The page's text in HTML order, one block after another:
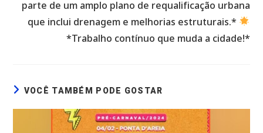
parte de um amplo plano de requalificação urbana
que inclui drenagem e melhorias estruturais.*
*Trabalho contínuo que muda a cidade!*
VOCÊ TAMBÉM PODE GOSTAR